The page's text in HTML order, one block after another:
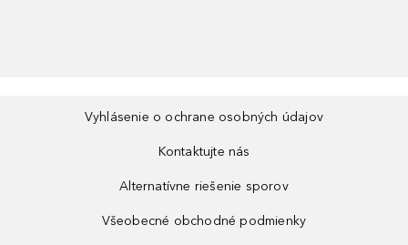
Vyhlásenie o ochrane osobných údajov
Kontaktujte nás
Alternatívne riešenie sporov
Všeobecné obchodné podmienky